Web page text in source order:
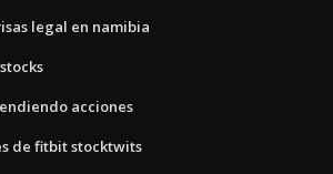
legal en namibia
acciones
de fitbit stocktwits